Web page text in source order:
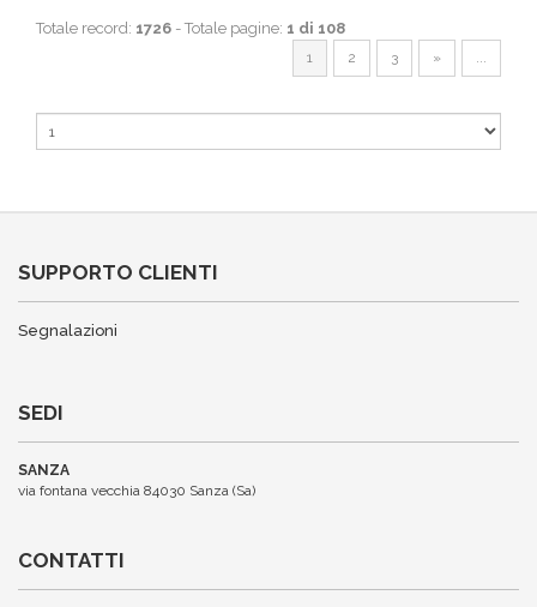
Totale record: 1726 - Totale pagine: 1 di 108
1 2 3 » ...
SUPPORTO CLIENTI
Segnalazioni
SEDI
SANZA
via fontana vecchia 84030 Sanza (Sa)
CONTATTI